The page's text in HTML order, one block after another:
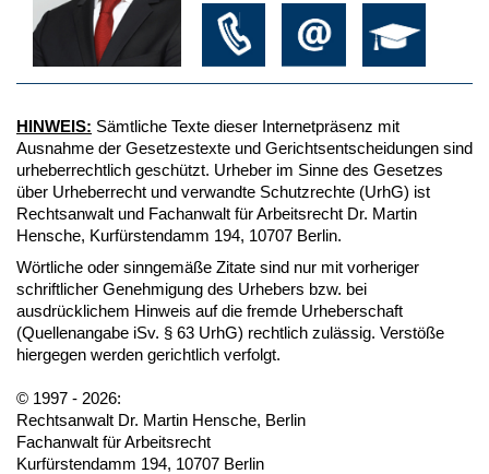
HINWEIS: Sämtliche Texte dieser Internetpräsenz mit
Ausnahme der Gesetzestexte und Gerichtsentscheidungen sind
urheberrechtlich geschützt. Urheber im Sinne des Gesetzes
über Urheberrecht und verwandte Schutzrechte (UrhG) ist
Rechtsanwalt und Fachanwalt für Arbeitsrecht Dr. Martin
Hensche, Kurfürstendamm 194, 10707 Berlin.
Wörtliche oder sinngemäße Zitate sind nur mit vorheriger
schriftlicher Genehmigung des Urhebers bzw. bei
ausdrücklichem Hinweis auf die fremde Urheberschaft
(Quellenangabe iSv. § 63 UrhG) rechtlich zulässig. Verstöße
hiergegen werden gerichtlich verfolgt.
© 1997 - 2026:
Rechtsanwalt Dr. Martin Hensche, Berlin
Fachanwalt für Arbeitsrecht
Kurfürstendamm 194, 10707 Berlin